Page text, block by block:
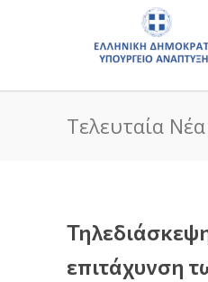
Τελευταία Νέα
επιτάχυνση